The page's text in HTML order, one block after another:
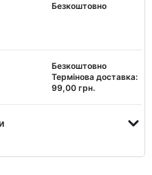
Безкоштовно
Безкоштовно
Термінова доставка:
99,00 грн.